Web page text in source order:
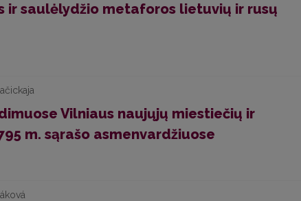
ir saulėlydžio metaforos lietuvių ir rusų
Vilniaus naujųjų miestiečių ir
m. sąrašo asmenvardžiuose